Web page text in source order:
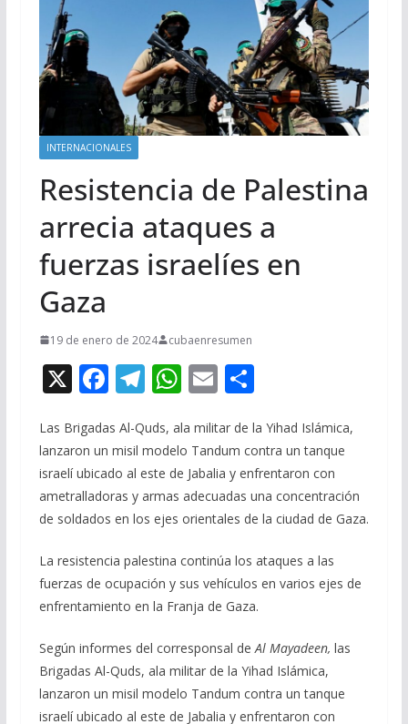
INTERNACIONALES
Resistencia de Palestina
arrecia ataques a
fuerzas israelíes en
Gaza
19 de enero de 2024 cubaenresumen
X F
e
b
o
o
k
T
e
gr
a
m
W
at
s
A
p
p
E
ai
l
C
m
p
ar
ti
r
Las Brigadas Al-Quds, ala militar de la Yihad Islámica,
lanzaron un misil modelo Tandum contra un tanque
israelí ubicado al este de Jabalia y enfrentaron con
ametralladoras y armas adecuadas una concentración
de soldados en los ejes orientales de la ciudad de Gaza.
La resistencia palestina continúa los ataques a las
fuerzas de ocupación y sus vehículos en varios ejes de
enfrentamiento en la Franja de Gaza.
Según informes del corresponsal de Al Mayadeen, las
Brigadas Al-Quds, ala militar de la Yihad Islámica,
lanzaron un misil modelo Tandum contra un tanque
israelí ubicado al este de Jabalia y enfrentaron con